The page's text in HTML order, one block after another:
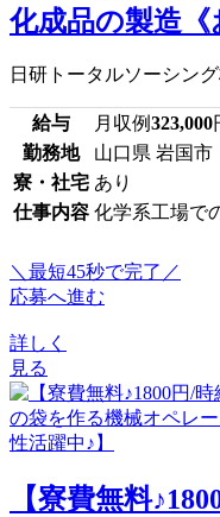
化成品の製造《
日研トータルソーシン
給与 月収例323,000
勤務地
山口県 岩国市
寮・社宅 あり
仕事内容 化学系工場で
＼最短45秒で完了／
応募へ進む
詳しく
見る
【寮費無料